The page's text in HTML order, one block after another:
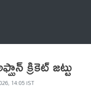
క్రికెట్ జట్టు
14:05 IST